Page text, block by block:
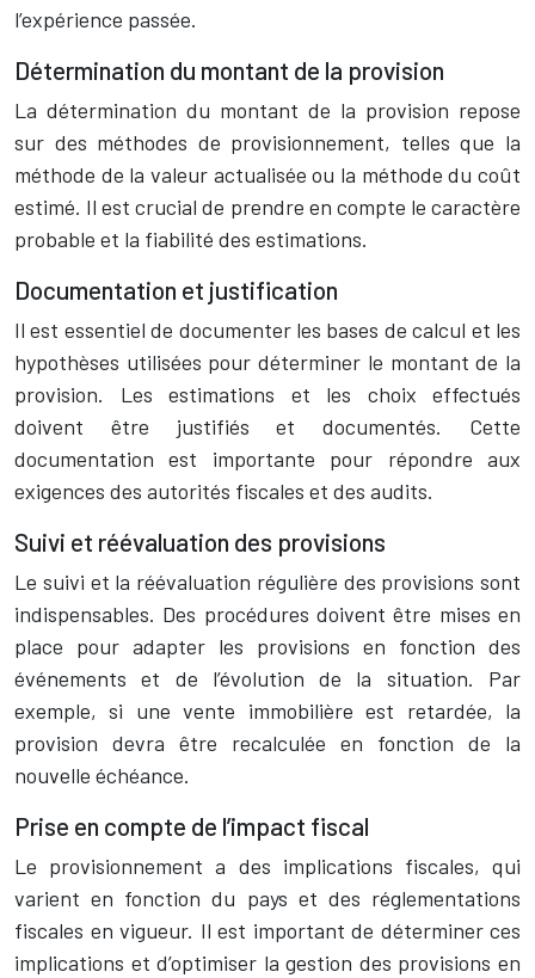
l’expérience passée.
Détermination du montant de la provision
La détermination du montant de la provision repose
sur des méthodes de provisionnement, telles que la
méthode de la valeur actualisée ou la méthode du coût
estimé. Il est crucial de prendre en compte le caractère
probable et la fiabilité des estimations.
Documentation et justification
Il est essentiel de documenter les bases de calcul et les
hypothèses utilisées pour déterminer le montant de la
provision. Les estimations et les choix effectués
doivent être justifiés et documentés. Cette
documentation est importante pour répondre aux
exigences des autorités fiscales et des audits.
Suivi et réévaluation des provisions
Le suivi et la réévaluation régulière des provisions sont
indispensables. Des procédures doivent être mises en
place pour adapter les provisions en fonction des
événements et de l’évolution de la situation. Par
exemple, si une vente immobilière est retardée, la
provision devra être recalculée en fonction de la
nouvelle échéance.
Prise en compte de l’impact fiscal
Le provisionnement a des implications fiscales, qui
varient en fonction du pays et des réglementations
fiscales en vigueur. Il est important de déterminer ces
implications et d’optimiser la gestion des provisions en